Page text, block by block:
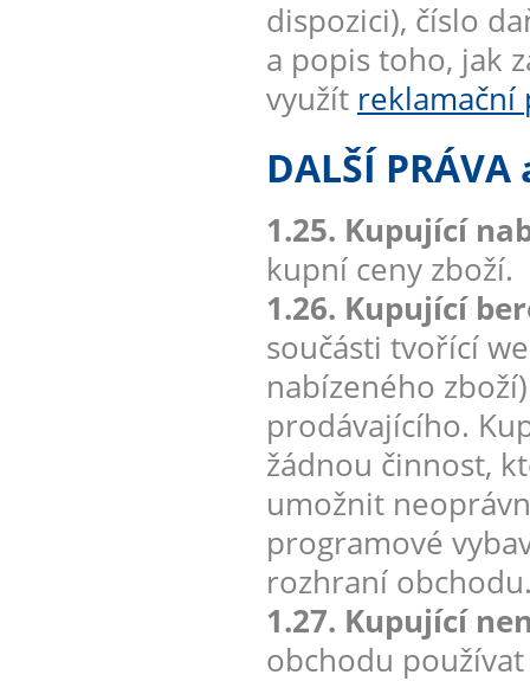
dispozici), číslo
a popis toho, jak
využít
DALŠÍ
1.25. Kupující
kupní ceny zboží.
1.26. Kupující
součásti tvořící
nabízeného
prodávajícího.
žádnou činnost,
umožnit
programové
rozhraní
1.27. Kupující
obchodu